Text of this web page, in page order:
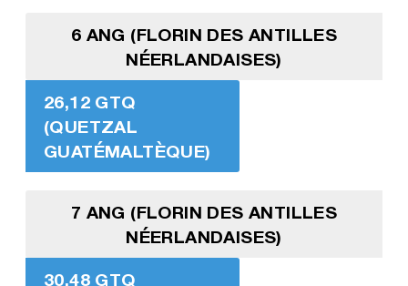
6 ANG (FLORIN DES ANTILLES
NÉERLANDAISES)
26,12 GTQ
(QUETZAL
GUATÉMALTÈQUE)
7 ANG (FLORIN DES ANTILLES
NÉERLANDAISES)
30,48 GTQ